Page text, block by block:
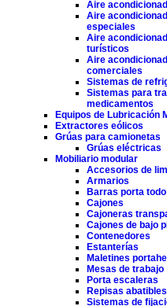
Aire
Aire
especiales
Aire
turísticos
Aire
comerciales
Sistemas de
Sistemas para
medicamentos
Equipos de Lubricación
Extractores eólicos
Grúas para camionetas
Grúas eléctricas
Mobiliario modular
Accesorios de
Armarios
Barras porta todo
Cajones
Cajoneras
Cajones de bajo
Contenedores
Estanterías
Maletines
Mesas de trabajo
Porta escaleras
Repisas abatibles
Sistemas de